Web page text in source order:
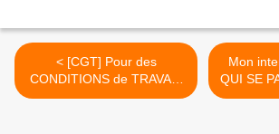
< [CGT] Pour des
CONDITIONS de TRAVAIL
dignes : Rassemblement
Mon
QUI SE